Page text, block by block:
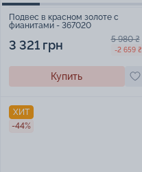
Подвес в красном золоте с
фианитами - 367020
3 321 грн 5 980 ₴
-2 659 ₴
Купить
ХИТ
-44%